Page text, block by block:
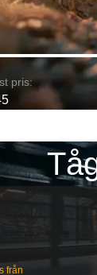
pris:
från